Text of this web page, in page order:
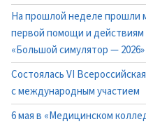
На прошлой неделе прошли
первой помощи и
«Большой симулятор — 2026»
Состоялась VI
с международным участием
6 мая в «Медицинском